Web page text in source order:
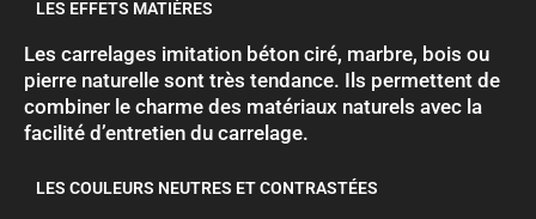
LES EFFETS MATIÈRES
Les carrelages imitation béton ciré, marbre, bois ou
pierre naturelle sont très tendance. Ils permettent de
combiner le charme des matériaux naturels avec la
facilité d’entretien du carrelage.
LES COULEURS NEUTRES ET CONTRASTÉES